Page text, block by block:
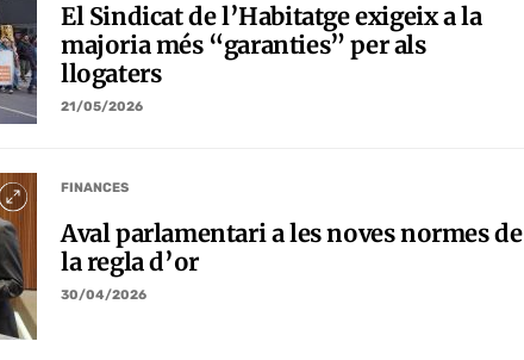
El Sindicat de l’Habitatge exigeix a la
majoria més “garanties” per als
llogaters
21/05/2026
FINANCES
Aval parlamentari a les noves normes de
la regla d’or
30/04/2026